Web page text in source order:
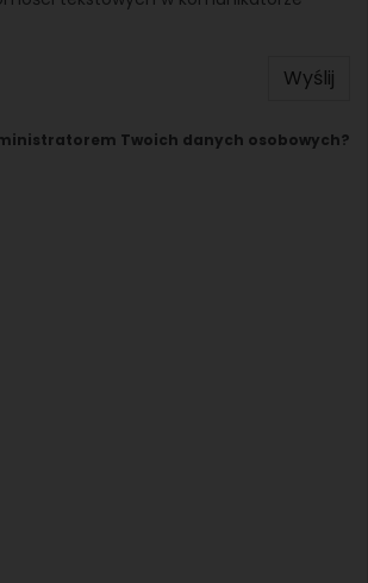
Wyślij
Twoich danych osobowych?